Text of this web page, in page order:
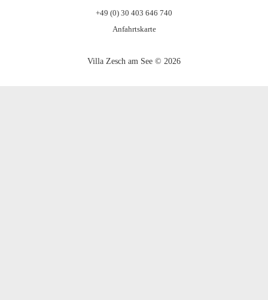
Villa Zesch am See © 2026
+49 (0) 30 403 646 740
Anfahrtskarte